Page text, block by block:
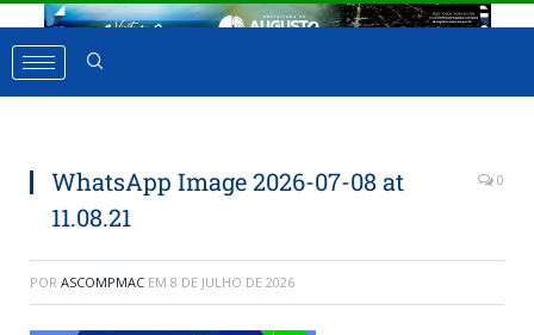
WhatsApp Image 2026-07-08 at
11.08.21
0
POR ASCOMPMAC EM 8 DE JULHO DE 2026